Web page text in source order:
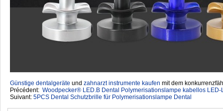
Günstige dentalgeräte ‎ und zahnarzt instrumente kaufen mit dem
Précédent: Woodpecker® LED.B Dental Polymerisationslampe kabellos LED-
Suivant: 5PCS Dental Schutzbrille für Polymerisationslampe Dental